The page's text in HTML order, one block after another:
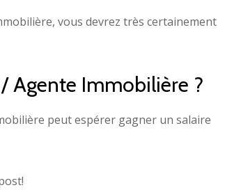
vous devrez très certainement
Agente Immobilière ?
peut espérer gagner un salaire